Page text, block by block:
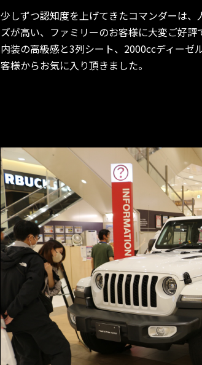
少しずつ認知度を上げてきたコマンダーは
ズが高い、ファミリーのお客様に大変ご好評
内装の高級感と3列シート、2000ccディー
客様からお気に入り頂きました。